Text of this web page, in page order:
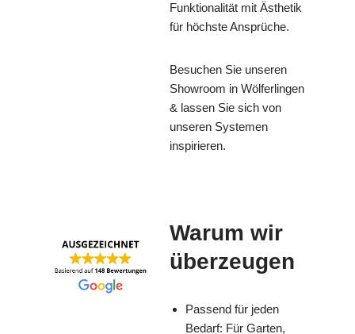
Funktionalität mit Ästhetik
für höchste Ansprüche.
Besuchen Sie unseren
Showroom in Wölferlingen
& lassen Sie sich von
unseren Systemen
inspirieren.
Warum wir
überzeugen
Passend für jeden
Bedarf: Für Garten,